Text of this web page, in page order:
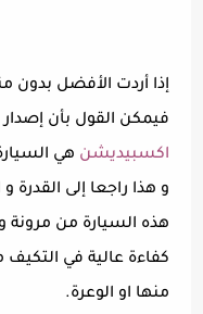
إذا أردت الأفضل بدون
فيمكن القول بأن
اكسبيديشن هي
و هذا راجعا إلى القدرة
هذه السيارة من مرونة
كفاءة عالية في التكيف
منها او الوعرة.